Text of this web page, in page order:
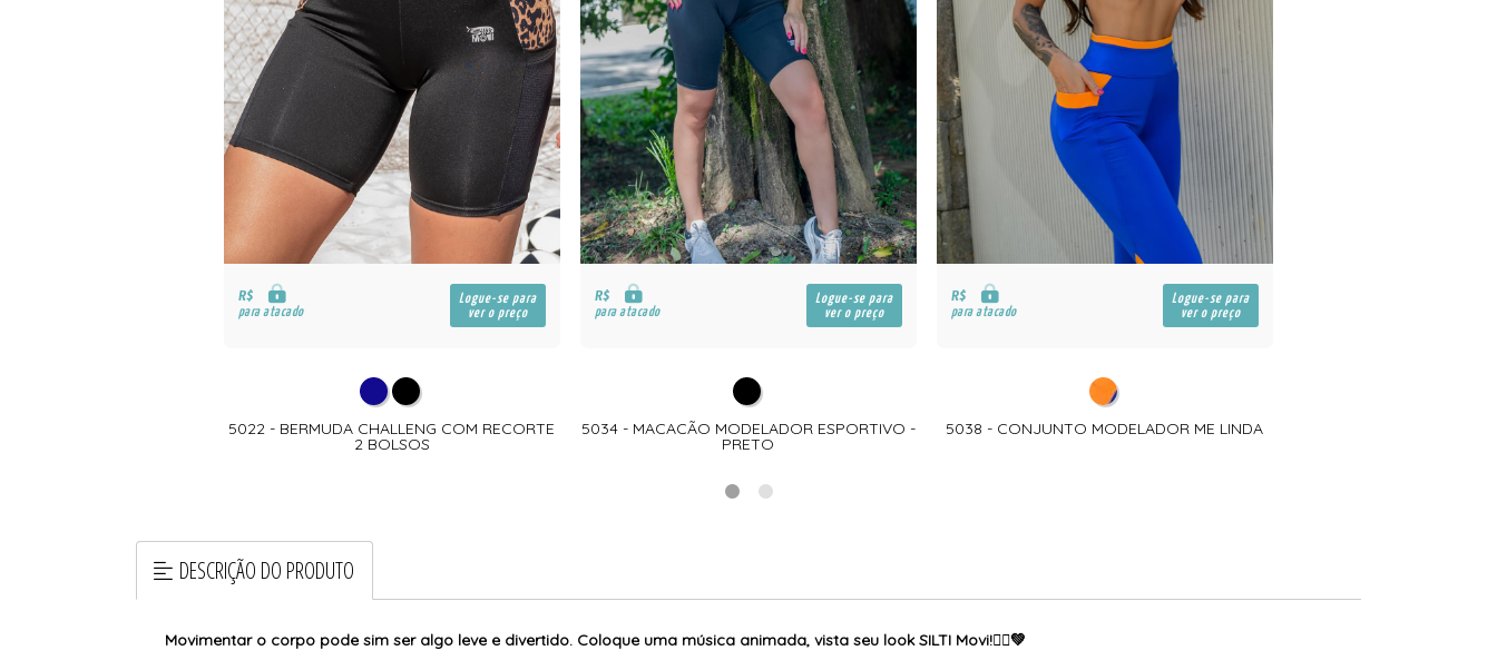
R$
para atacado
Logue-se para
ver o preço
5022 - BERMUDA CHALLENG COM RECORTE
2 BOLSOS
R$
para atacado
Logue-se para
ver o preço
5034 - MACACÃO MODELADOR ESPORTIVO -
PRETO
R$
para atacado
Logue-se para
ver o preço
5038 - CONJUNTO MODELADOR ME LINDA
DESCRIÇÃO DO PRODUTO
Movimentar o corpo pode sim ser algo leve e divertido. Coloque uma música animada, vista seu look SILTI Movi!🏃‍♀️💚